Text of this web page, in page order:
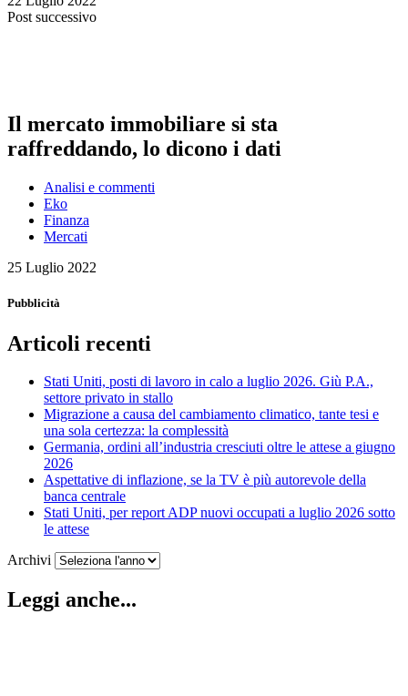
Post successivo
Il mercato immobiliare si sta
raffreddando, lo dicono i dati
Analisi e commenti
Eko
Finanza
Mercati
25 Luglio 2022
Pubblicità
Articoli recenti
Stati Uniti, posti di lavoro in calo a luglio 2026. Giù P.A.,
settore privato in stallo
Migrazione a causa del cambiamento climatico, tante tesi e
una sola certezza: la complessità
Germania, ordini all’industria cresciuti oltre le attese a giugno
2026
Aspettative di inflazione, se la TV è più autorevole della
banca centrale
Stati Uniti, per report ADP nuovi occupati a luglio 2026 sotto
le attese
Archivi
Leggi anche...